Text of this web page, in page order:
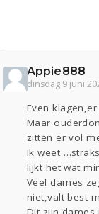
Zwanger
Sport
Gevraagd
Lezen
Appie888
dinsdag 9 juni
Even
Maar
zitten er vol
Ik weet
lijkt het wat
Veel dames
niet,valt best